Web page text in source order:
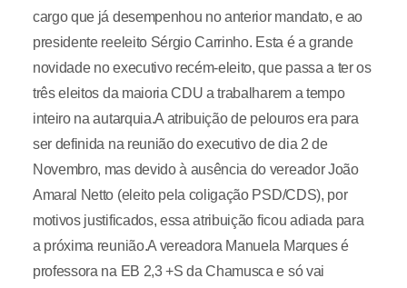
cargo que já desempenhou no anterior mandato, e ao
presidente reeleito Sérgio Carrinho. Esta é a grande
novidade no executivo recém-eleito, que passa a ter os
três eleitos da maioria CDU a trabalharem a tempo
inteiro na autarquia.A atribuição de pelouros era para
ser definida na reunião do executivo de dia 2 de
Novembro, mas devido à ausência do vereador João
Amaral Netto (eleito pela coligação PSD/CDS), por
motivos justificados, essa atribuição ficou adiada para
a próxima reunião.A vereadora Manuela Marques é
professora na EB 2,3 +S da Chamusca e só vai